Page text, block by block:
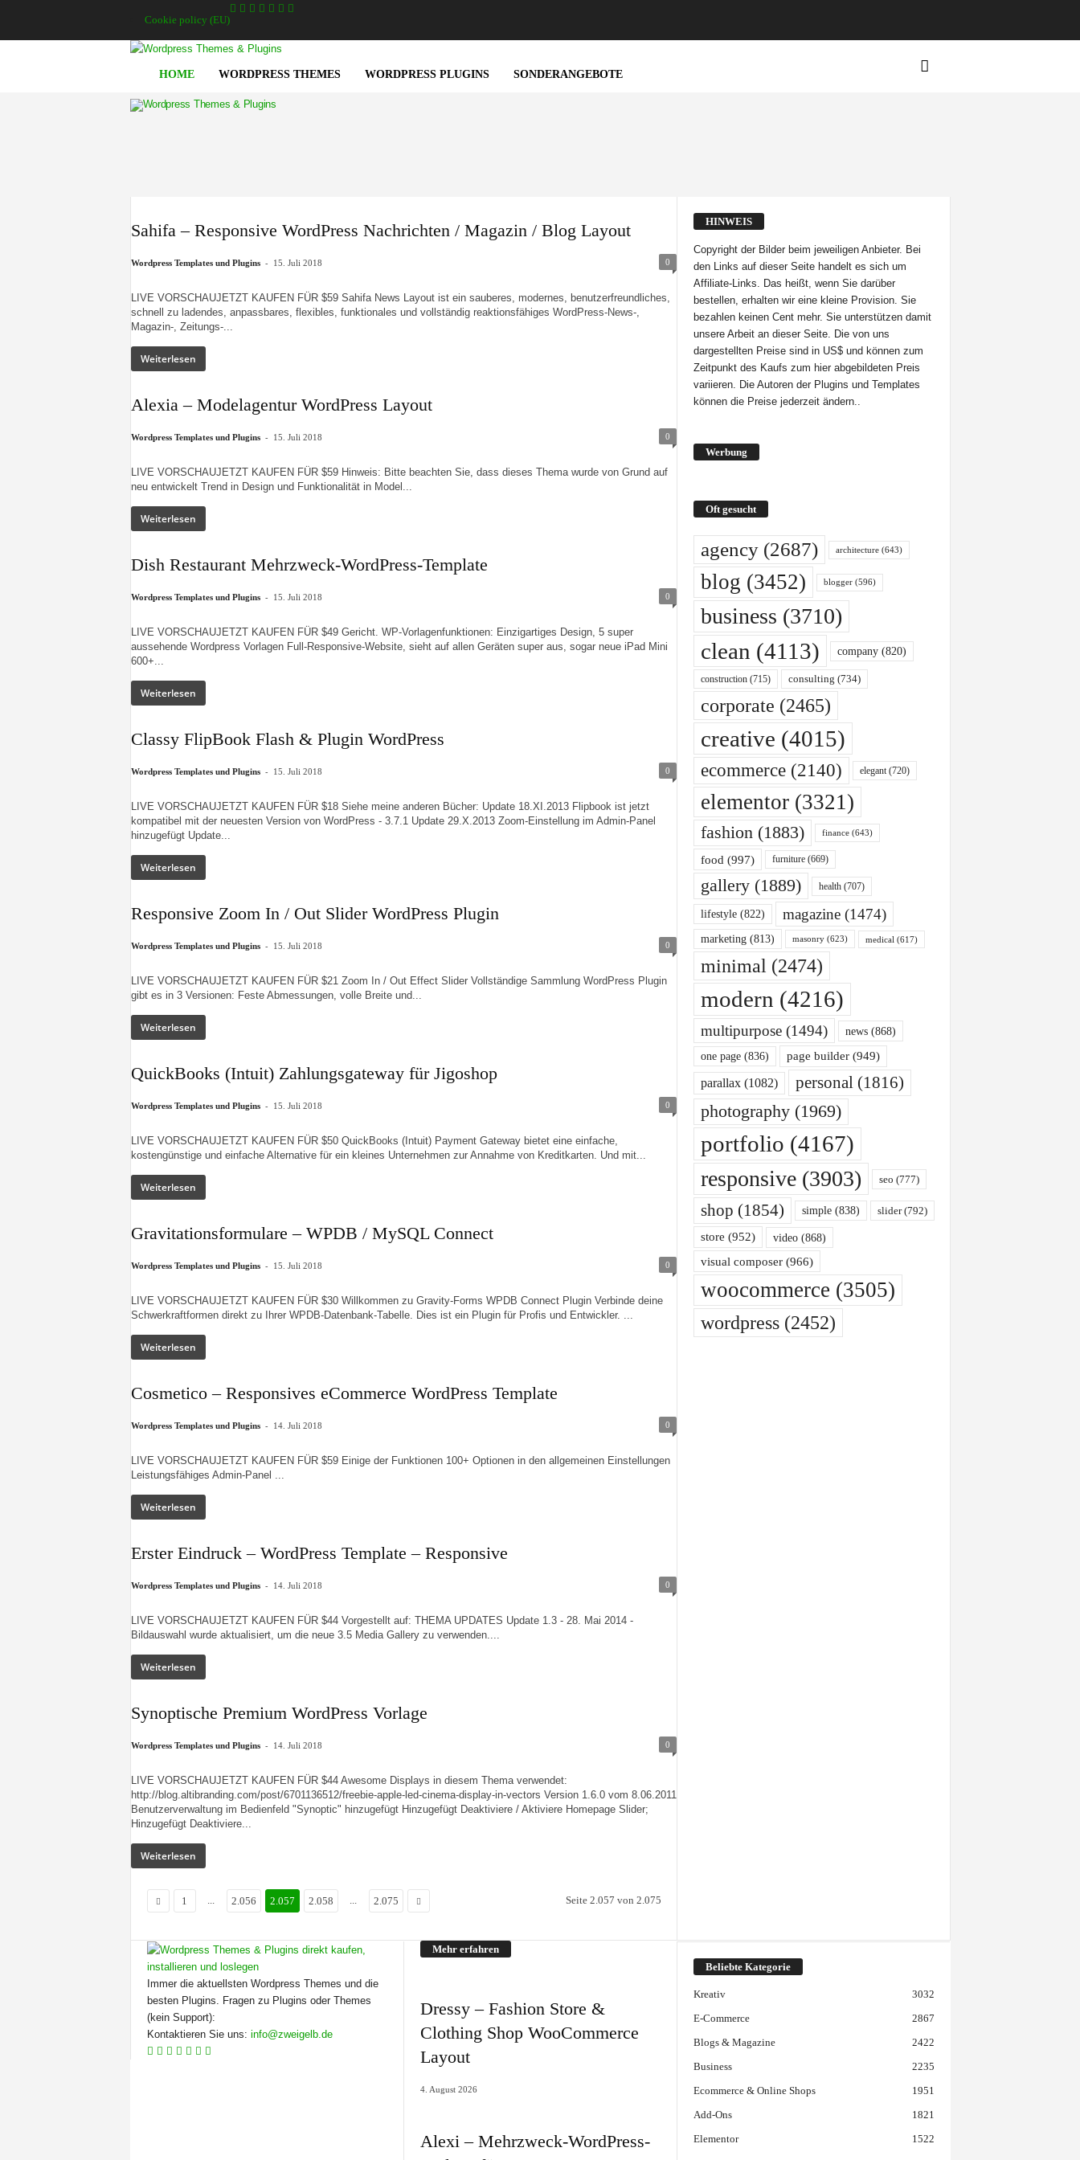
Cookie policy (EU)
HOME WORDPRESS THEMES WORDPRESS PLUGINS SONDERANGEBOTE
g
b
Sahifa – Responsive WordPress Nachrichten / Magazin / Blog Layout
Wordpress Templates und Plugins - 15. Juli 2018 0
LIVE VORSCHAUJETZT KAUFEN FÜR $59 Sahifa News Layout ist ein sauberes, modernes, benutzerfreundliches,
schnell zu ladendes, anpassbares, flexibles, funktionales und vollständig reaktionsfähiges WordPress-News-,
Magazin-, Zeitungs-...
Weiterlesen
Alexia – Modelagentur WordPress Layout
Wordpress Templates und Plugins - 15. Juli 2018 0
LIVE VORSCHAUJETZT KAUFEN FÜR $59 Hinweis: Bitte beachten Sie, dass dieses Thema wurde von Grund auf
neu entwickelt Trend in Design und Funktionalität in Model...
Weiterlesen
Dish Restaurant Mehrzweck-WordPress-Template
Wordpress Templates und Plugins - 15. Juli 2018 0
LIVE VORSCHAUJETZT KAUFEN FÜR $49 Gericht. WP-Vorlagenfunktionen: Einzigartiges Design, 5 super
aussehende Wordpress Vorlagen Full-Responsive-Website, sieht auf allen Geräten super aus, sogar neue iPad Mini
600+...
Weiterlesen
Classy FlipBook Flash & Plugin WordPress
Wordpress Templates und Plugins - 15. Juli 2018 0
LIVE VORSCHAUJETZT KAUFEN FÜR $18 Siehe meine anderen Bücher: Update 18.XI.2013 Flipbook ist jetzt
kompatibel mit der neuesten Version von WordPress - 3.7.1 Update 29.X.2013 Zoom-Einstellung im Admin-Panel
hinzugefügt Update...
Weiterlesen
Responsive Zoom In / Out Slider WordPress Plugin
Wordpress Templates und Plugins - 15. Juli 2018 0
LIVE VORSCHAUJETZT KAUFEN FÜR $21 Zoom In / Out Effect Slider Vollständige Sammlung WordPress Plugin
gibt es in 3 Versionen: Feste Abmessungen, volle Breite und...
Weiterlesen
QuickBooks (Intuit) Zahlungsgateway für Jigoshop
Wordpress Templates und Plugins - 15. Juli 2018 0
LIVE VORSCHAUJETZT KAUFEN FÜR $50 QuickBooks (Intuit) Payment Gateway bietet eine einfache,
kostengünstige und einfache Alternative für ein kleines Unternehmen zur Annahme von Kreditkarten. Und mit...
Weiterlesen
Gravitationsformulare – WPDB / MySQL Connect
Wordpress Templates und Plugins - 15. Juli 2018 0
LIVE VORSCHAUJETZT KAUFEN FÜR $30 Willkommen zu Gravity-Forms WPDB Connect Plugin Verbinde deine
Schwerkraftformen direkt zu Ihrer WPDB-Datenbank-Tabelle. Dies ist ein Plugin für Profis und Entwickler. ...
Weiterlesen
Cosmetico – Responsives eCommerce WordPress Template
Wordpress Templates und Plugins - 14. Juli 2018 0
LIVE VORSCHAUJETZT KAUFEN FÜR $59 Einige der Funktionen 100+ Optionen in den allgemeinen Einstellungen
Leistungsfähiges Admin-Panel ...
Weiterlesen
Erster Eindruck – WordPress Template – Responsive
Wordpress Templates und Plugins - 14. Juli 2018 0
LIVE VORSCHAUJETZT KAUFEN FÜR $44 Vorgestellt auf: THEMA UPDATES Update 1.3 - 28. Mai 2014 -
Bildauswahl wurde aktualisiert, um die neue 3.5 Media Gallery zu verwenden....
Weiterlesen
Synoptische Premium WordPress Vorlage
Wordpress Templates und Plugins - 14. Juli 2018 0
LIVE VORSCHAUJETZT KAUFEN FÜR $44 Awesome Displays in diesem Thema verwendet:
http://blog.altibranding.com/post/6701136512/freebie-apple-led-cinema-display-in-vectors Version 1.6.0 vom 8.06.2011
Benutzerverwaltung im Bedienfeld "Synoptic" hinzugefügt Hinzugefügt Deaktiviere / Aktiviere Homepage Slider;
Hinzugefügt Deaktiviere...
Weiterlesen
1 ... 2.056 2.057 2.058 ... 2.075 Seite 2.057 von 2.075
HINWEIS
Copyright der Bilder beim jeweiligen Anbieter. Bei
den Links auf dieser Seite handelt es sich um
Affiliate-Links. Das heißt, wenn Sie darüber
bestellen, erhalten wir eine kleine Provision. Sie
bezahlen keinen Cent mehr. Sie unterstützen damit
unsere Arbeit an dieser Seite. Die von uns
dargestellten Preise sind in US$ und können zum
Zeitpunkt des Kaufs zum hier abgebildeten Preis
variieren. Die Autoren der Plugins und Templates
können die Preise jederzeit ändern..
Werbung
Oft gesucht
agency(2687) architecture(643)
blog (3452) blogger(596)
business (3710)
clean (4113) company(820)
construction(715) consulting (734)
corporate (2465)
creative (4015)
ecommerce(2140) elegant(720)
elementor(3321)
fashion(1883) finance(643)
food (997) furniture(669)
gallery(1889) health(707)
lifestyle(822) magazine(1474)
marketing(813) masonry(623) medical (617)
minimal (2474)
modern (4216)
multipurpose(1494) news(868)
one page(836) page builder(949)
parallax(1082) personal(1816)
photography(1969)
portfolio (4167)
responsive(3903) seo (777)
shop (1854) simple(838) slider(792)
store (952) video(868)
visual composer(966)
woocommerce (3505)
wordpress(2452)
Immer die aktuellsten Wordpress Themes und die
besten Plugins. Fragen zu Plugins oder Themes
(kein Support):
Kontaktieren Sie uns: info@zweigelb.de
Mehr erfahren
Dressy – Fashion Store &
Clothing Shop WooCommerce
Layout
4. August 2026
Alexi – Mehrzweck-WordPress-
Beliebte Kategorie
Kreativ
3032
E-Commerce
2867
Blogs & Magazine
2422
Business
2235
Ecommerce & Online Shops
1951
Add-Ons
1821
Elementor
1522